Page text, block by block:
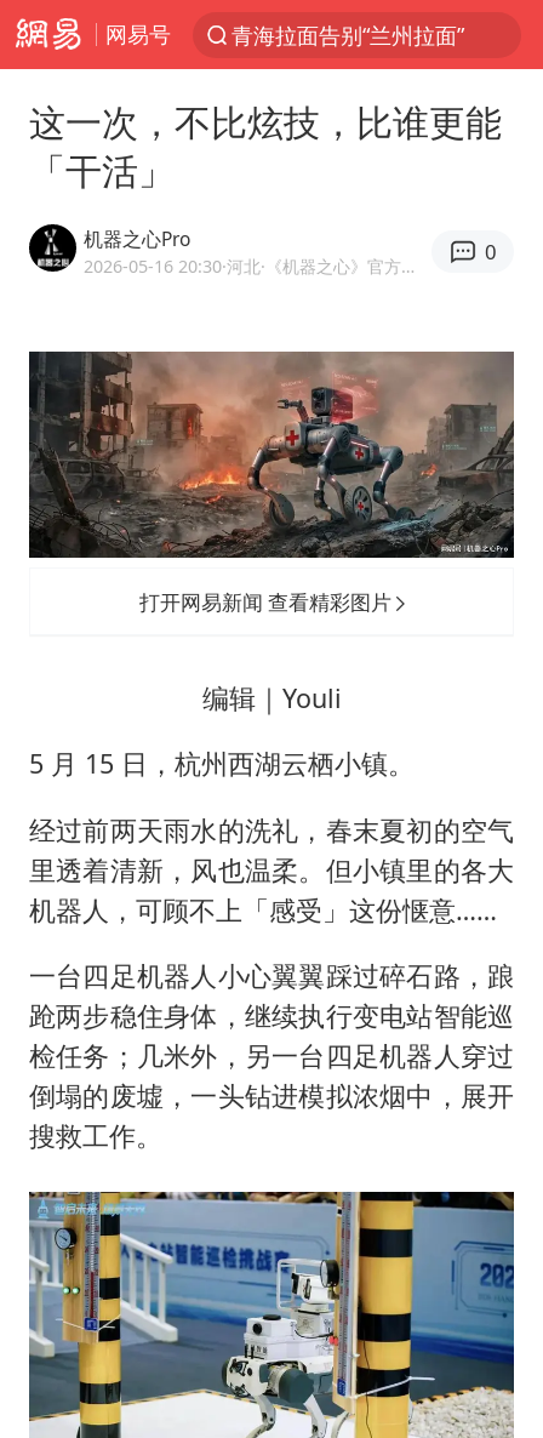
网易号
青海拉面告别“兰州拉面”
U17国足三战全胜
台风白海豚登陆地点更新
看守所辅警收受10万获刑1年
多地要求领导干部带头休假
台风白海豚进入48小时警戒线
宇树科技发行价格150.80元/股
外交部发言人就广岛核爆81周年等答记者问
法国将禁止“未经同意的电话营销”
奋进开新局 实干挑大梁
这一次，不比炫技，比谁更能
「干活」
机器之心Pro
2026-05-16 20:30·河北 ·《机器之心》官方网易号
0
打开网易新闻 查看精彩图片
编辑｜Youli
5 月 15 日，杭州西湖云栖小镇。
经过前两天雨水的洗礼，春末夏初的空气
里透着清新，风也温柔。但小镇里的各大
机器人，可顾不上「感受」这份惬意……
一台四足机器人小心翼翼踩过碎石路，踉
跄两步稳住身体，继续执行变电站智能巡
检任务；几米外，另一台四足机器人穿过
倒塌的废墟，一头钻进模拟浓烟中，展开
搜救工作。